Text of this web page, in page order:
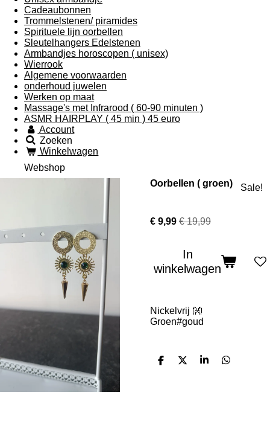
Cadeaubonnen
Trommelstenen/ piramides
Spirituele lijn oorbellen
Sleutelhangers Edelstenen
Armbandjes horoscopen ( unisex)
Wierrook
Algemene voorwaarden
onderhoud juwelen
Werken op maat
Massage's met Infrarood ( 60-90 minuten )
ASMR HAIRPLAY ( 45 min ) 45 euro
Account
Zoeken
Winkelwagen
Webshop
Oorbellen ( groen)
Sale!
€ 9,99 € 19,99
In
winkelwagen
Nickelvrij 👐
Groen#goud
D
D
S
D